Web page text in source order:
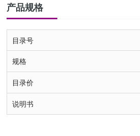
产品规格